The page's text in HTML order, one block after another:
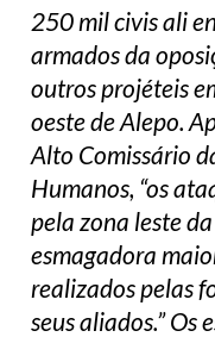
250 mil civis ali
armados da
outros projéteis
oeste de Alepo.
Alto Comissário
Humanos, “os
pela zona leste
esmagadora
realizados pelas
seus aliados.” Os